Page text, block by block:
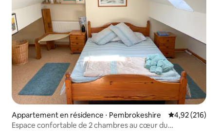
Appartement en résidence ⋅ Pembrokeshire Évaluation
4,92 (216)
Espace confortable de 2 chambres au cœur du